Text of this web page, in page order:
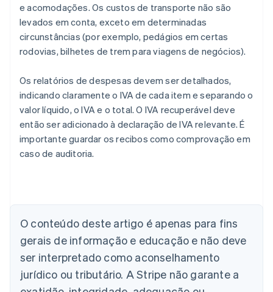
e acomodações. Os custos de transporte não são
levados em conta, exceto em determinadas
circunstâncias (por exemplo, pedágios em certas
rodovias, bilhetes de trem para viagens de negócios).
Os relatórios de despesas devem ser detalhados,
indicando claramente o IVA de cada item e separando o
valor líquido, o IVA e o total. O IVA recuperável deve
então ser adicionado à declaração de IVA relevante. É
importante guardar os recibos como comprovação em
caso de auditoria.
O conteúdo deste artigo é apenas para fins
gerais de informação e educação e não deve
ser interpretado como aconselhamento
jurídico ou tributário. A Stripe não garante a
Austrália
Áustria
DeutschEnglish
Bélgica
English